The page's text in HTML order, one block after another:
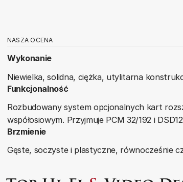
NASZA OCENA
Wykonanie
Niewielka, solidna, ciężka, utylitarna
Funkcjonalność
Rozbudowany system opcjonalnych kart
współosiowym. Przyjmuje PCM 32/192 i
Brzmienie
Gęste, soczyste i plastyczne, równocześnie